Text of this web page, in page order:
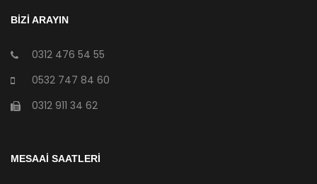
BİZİ ARAYIN
0312 476 54 55
0532 747 84 60
0312 911 34 62
MESAAİ SAATLERİ